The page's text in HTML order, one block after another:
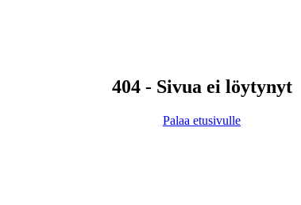
404 - Sivua ei löytynyt
Palaa etusivulle